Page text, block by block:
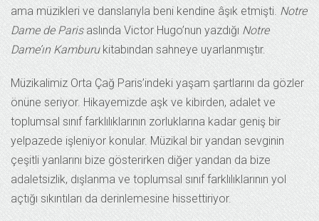
ama müzikleri ve danslarıyla beni kendine âşık etmişti. Notre
Dame de Parisaslında Victor Hugo’nun yazdığı Notre
Dame’ın Kamburu kitabından sahneye uyarlanmıştır.
Müzikalimiz Orta Çağ Paris’indeki yaşam şartlarını da gözler
önüne seriyor. Hikayemizde aşk ve kibirden, adalet ve
toplumsal sınıf farklılıklarının zorluklarına kadar geniş bir
yelpazede işleniyor konular. Müzikal bir yandan sevginin
çeşitli yanlarını bize gösterirken diğer yandan da bize
adaletsizlik, dışlanma ve toplumsal sınıf farklılıklarının yol
açtığı sıkıntıları da derinlemesine hissettiriyor.